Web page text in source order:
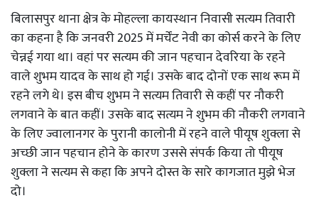
बिलासपुर थाना क्षेत्र के मोहल्ला कायस्थान निवासी सत्यम तिवारी
का कहना है कि जनवरी 2025 में मर्चेंट नेवी का कोर्स करने के लिए
चेन्नई गया था। वहां पर सत्यम की जान पहचान देवरिया के रहने
वाले शुभम यादव के साथ हो गई। उसके बाद दोनों एक साथ रूम में
रहने लगे थे। इस बीच शुभम ने सत्यम तिवारी से कहीं पर नौकरी
लगवाने के बात कहीं। उसके बाद सत्यम ने शुभम की नौकरी लगवाने
के लिए ज्वालानगर के पुरानी कालोनी में रहने वाले पीयूष शुक्ला से
अच्छी जान पहचान होने के कारण उससे संपर्क किया तो पीयूष
शुक्ला ने सत्यम से कहा कि अपने दोस्त के सारे कागजात मुझे भेज
दो।